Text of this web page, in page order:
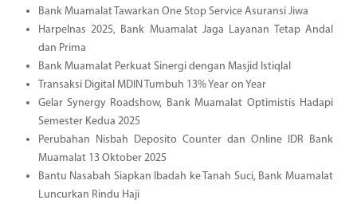
Bank Muamalat Tawarkan One Stop Service Asuransi Jiwa
Harpelnas 2025, Bank Muamalat Jaga Layanan Tetap Andal
dan Prima
Bank Muamalat Perkuat Sinergi dengan Masjid Istiqlal
Transaksi Digital MDIN Tumbuh 13% Year on Year
Gelar Synergy Roadshow, Bank Muamalat Optimistis Hadapi
Semester Kedua 2025
Perubahan Nisbah Deposito Counter dan Online IDR Bank
Muamalat 13 Oktober 2025
Bantu Nasabah Siapkan Ibadah ke Tanah Suci, Bank Muamalat
Luncurkan Rindu Haji